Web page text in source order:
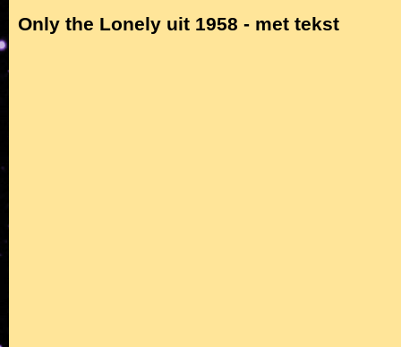
Only the Lonely uit 1958 - met tekst